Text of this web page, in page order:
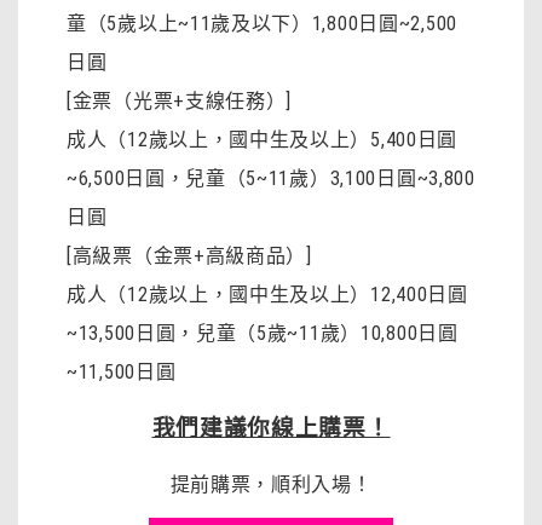
童（5歲以上~11歲及以下）1,800日圓~2,500
日圓
[金票（光票+支線任務）]
成人（12歲以上，國中生及以上）5,400日圓
~6,500日圓，兒童（5~11歲）3,100日圓~3,800
日圓
[高級票（金票+高級商品）]
成人（12歲以上，國中生及以上）12,400日圓
~13,500日圓，兒童（5歲~11歲）10,800日圓
~11,500日圓
我們建議你線上購票！
提前購票，順利入場！